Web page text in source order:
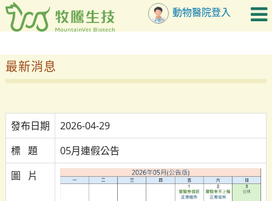
動物醫院登入
最新消息
發布日期
2026-04-29
標   題
05月連假公告
圖   片